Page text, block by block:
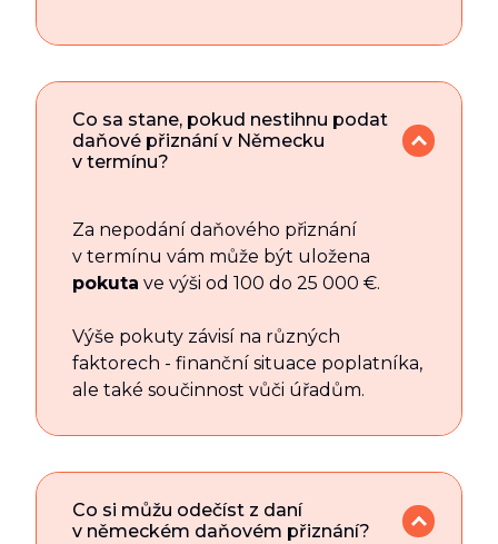
Co sa stane, pokud nestihnu podat
daňové přiznání v Německu
v termínu?
Za nepodání daňového přiznání
v termínu vám může být uložena
pokuta ve výši od 100 do 25 000 €.
Výše pokuty závisí na různých
faktorech - finanční situace poplatníka,
ale také součinnost vůči úřadům.
Co si můžu odečíst z daní
v německém daňovém přiznání?